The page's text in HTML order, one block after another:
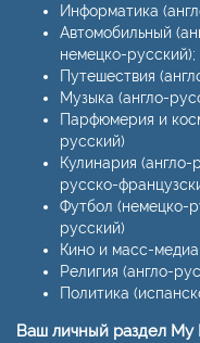
Информатика
Автомобильный
немецко-русский);
Путешествия
Музыка (англо-
Парфюмерия и
русский)
Кулинария
русско-
Футбол (немецко-
русский)
Кино и масс-
Религия (англо-
Политика
Ваш личный раздел My